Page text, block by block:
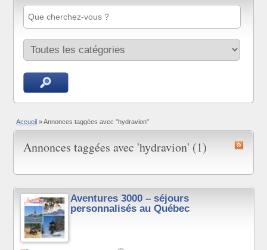
Accueil » Annonces taggées avec "hydravion"
Annonces taggées avec 'hydravion' (1)
Aventures 3000 – séjours
personnalisés au Québec